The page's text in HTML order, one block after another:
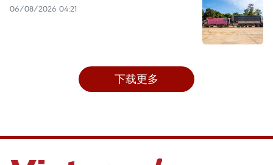
06/08/2026 04:21
下载更多